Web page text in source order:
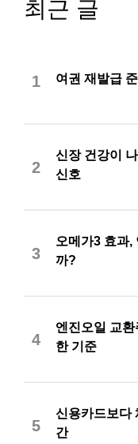
최근 글
1 여권 재발급
2
신장 건강이
신호
3
오메가3 효과,
까?
4
엔진오일 교
한 기준
5
신용카드보다
간